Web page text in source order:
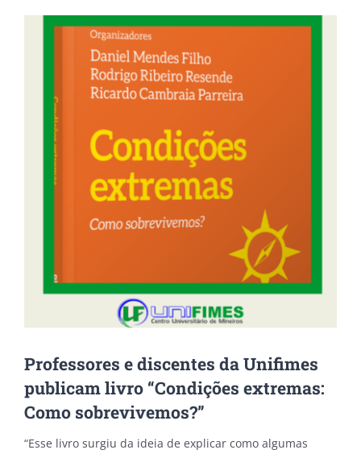
Professores e discentes da Unifimes
publicam livro “Condições extremas:
Como sobrevivemos?”
“Esse livro surgiu da ideia de explicar como algumas